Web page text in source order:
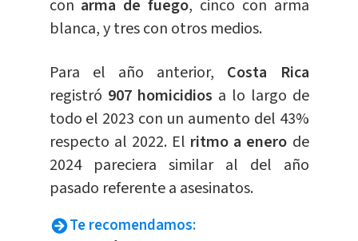
con arma de fuego, cinco con arma
blanca, y tres con otros medios.
Para el año anterior, Costa Rica
registró 907 homicidios a lo largo de
todo el 2023 con un aumento del 43%
respecto al 2022. El ritmo a enero de
2024 pareciera similar al del año
pasado referente a asesinatos.
Te recomendamos: